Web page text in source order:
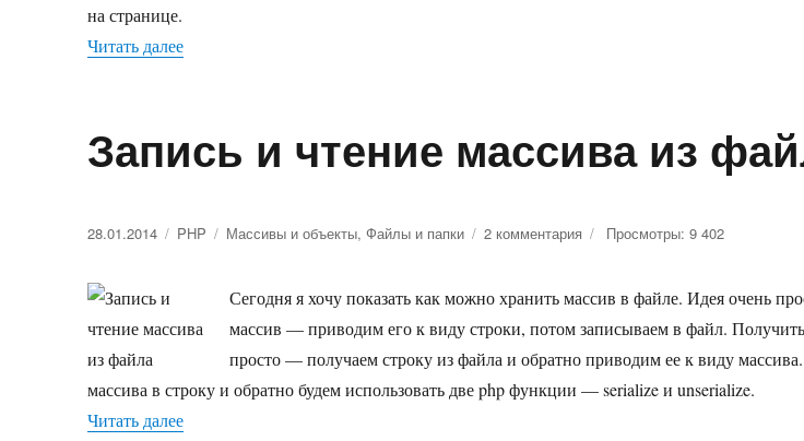
на странице.
Читать далее
Запись и чтение массива из
Опубликовано
28.01.2014 Рубрики
PHP Метки
Массивы и объекты,Файлы и папки 2 комментария
и
чтение
из
файла
Просмотры: 9 402
Сегодня я хочу показать как можно хранить массив в файле. Идея очень
массив — приводим его к виду строки, потом записываем в файл.
просто — получаем строку из файла и обратно приводим ее к виду
массива в строку и обратно будем использовать две php функции — serialize и unserialize.
Читать далее